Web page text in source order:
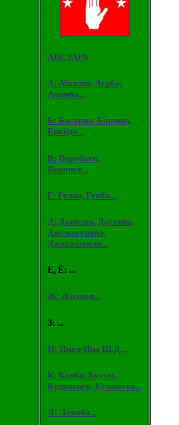
АПСУАРА
А: Абхазия, Агрба,
Амичба...
Б: Басария, Барцыц,
Бройдо...
В: Воробьев,
Воронов...
Г: Гулиа, Гунба...
Д: Данилов, Дасаниа,
Джемакулова,
Джихашвили...
Е, Ё: ...
Ж: Жидков...
З: ...
И: Инал-Ипа Ш.Д....
К: Капба, Козэль,
Кудрявцев, Кунижева...
Л: Лакоба...